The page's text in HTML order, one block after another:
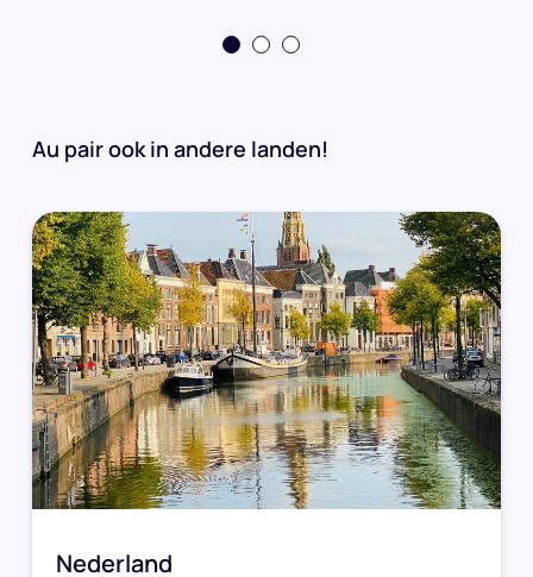
Au pair ook in andere landen!
Nederland